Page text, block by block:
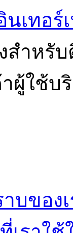
เทอร์
งสำห
ผู้ใช้บ
บของ